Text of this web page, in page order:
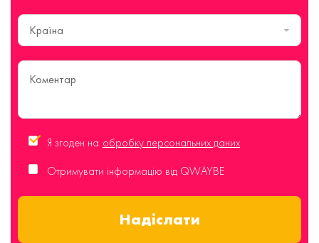
Країна
Я згоден на обробку персональних даних
Отримувати інформацію від QWAYBE
Надіслати